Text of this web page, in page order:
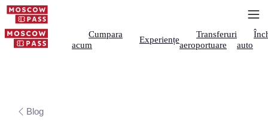
Cumpara
acum
Experiențe
Transferuri
aeroportuare
auto
Blog